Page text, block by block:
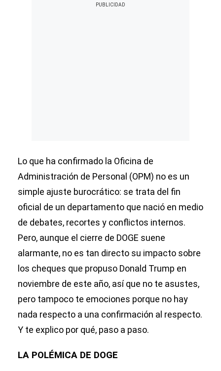
Lo que ha confirmado la Oficina de
Administración de Personal (OPM) no es un
simple ajuste burocrático: se trata del fin
oficial de un departamento que nació en medio
de debates, recortes y conflictos internos.
Pero, aunque el cierre de DOGE suene
alarmante, no es tan directo su impacto sobre
los cheques que propuso Donald Trump en
noviembre de este año, así que no te asustes,
pero tampoco te emociones porque no hay
nada respecto a una confirmación al respecto.
Y te explico por qué, paso a paso.
LA POLÉMICA DE DOGE